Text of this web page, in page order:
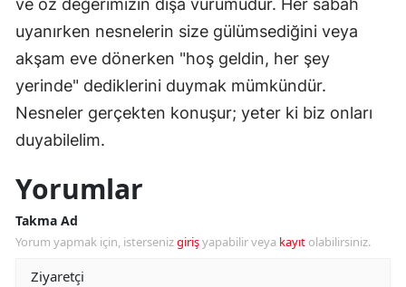
ve öz değerimizin dışa vurumudur. Her sabah
uyanırken nesnelerin size gülümsediğini veya
akşam eve dönerken "hoş geldin, her şey
yerinde" dediklerini duymak mümkündür.
Nesneler gerçekten konuşur; yeter ki biz onları
duyabilelim.
Yorumlar
Takma Ad
Yorum yapmak için, istersenizgirişyapabilir veya kayıt olabilirsiniz.